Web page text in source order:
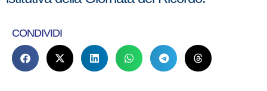
CONDIVIDI